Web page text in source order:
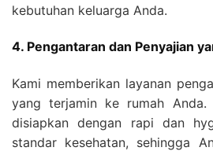
kebutuhan keluarga Anda.
4. Pengantaran dan Penyajian
Kami memberikan layanan
yang terjamin ke rumah Anda.
disiapkan dengan rapi dan
standar kesehatan, sehingga